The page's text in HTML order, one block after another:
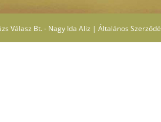
Válasz Bt. - Nagy Ida Aliz | Általános